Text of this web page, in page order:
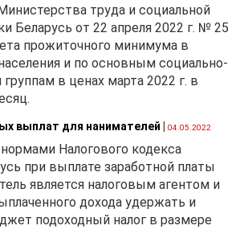
понесенные заказчиком,
застройщиком до начала
строительства,
учитываются по дебету сч.
97 «Расходы будущих
затраты включаются в
состав затрат по
незавершенному
строительству и
отражаются по дебету сч.
08 «Вложения в
труда и социальной
Беларусь от 22 апреля 2022 г. № 25
прожиточного минимума в
и по основным социально-
в ценах марта 2022 г. в
выплат для нанимателей 04.05.2022
Налогового кодекса
при выплате заработной платы
является налоговым агентом и
дохода удержать и
подоходный налог в размере